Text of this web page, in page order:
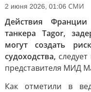
2 июня 2026, 01:06 СМИ
Действия
танкера Tagor,
могут создать
судоходства,
представителя МИД
Как отметили в